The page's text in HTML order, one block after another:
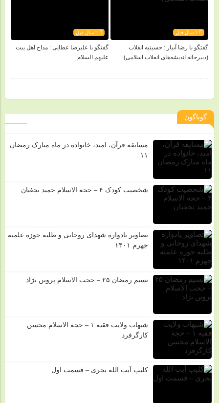
2 سال قبل
گفتگو با رضا آبیار : حسینیه انقلاب
(دبیرخانه اندیشه‌های انقلاب اسلامی)
گفتگو با علیرضا عطایی : مداح اهل بیت
علیهم السلام
گوناگون
مسابقه قرآن، امید، خانواده در ماه مبارک رمضان
۱۱
شخصیت کودک ۴ – حجة الاسلام حمید نجفیان
تصاویر یادواره شهدای روحانی و طلبه حوزه علمیه
جهرم ۱۴۰۱
نسیم رمضان ۲۵ – حجت الاسلام پروین نژاد
شبهات ولایت فقیه ۱ – حجة الاسلام محسن
کارگرفرد
کلیپ آیت الله بحری – قسمت اول